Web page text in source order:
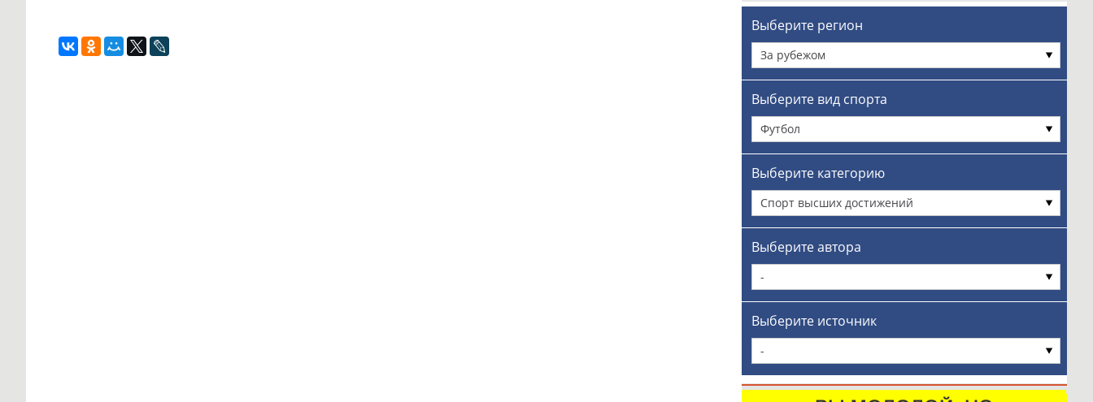
Выберите регион
За рубежом
Выберите вид спорта
Футбол
Выберите категорию
Спорт высших достижений
Выберите автора
-
Выберите источник
-